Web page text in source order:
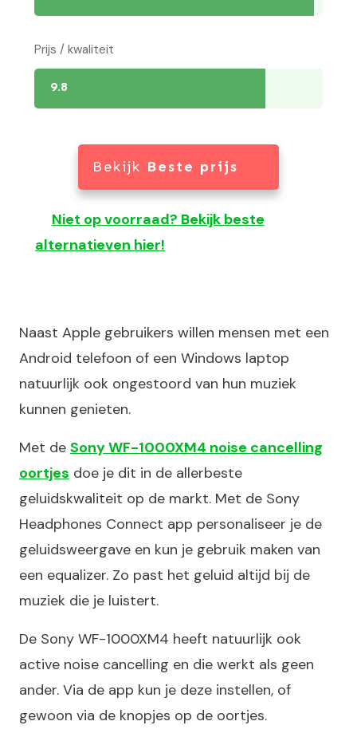
Prijs / kwaliteit
9.8
Bekijk Beste prijs
Niet op voorraad? Bekijk beste
alternatieven hier!
Naast Apple gebruikers willen mensen met een
Android telefoon of een Windows laptop
natuurlijk ook ongestoord van hun muziek
kunnen genieten.
Met de Sony WF-1000XM4 noise cancelling
oortjes doe je dit in de allerbeste
geluidskwaliteit op de markt. Met de Sony
Headphones Connect app personaliseer je de
geluidsweergave en kun je gebruik maken van
een equalizer. Zo past het geluid altijd bij de
muziek die je luistert.
De Sony WF-1000XM4 heeft natuurlijk ook
active noise cancelling en die werkt als geen
ander. Via de app kun je deze instellen, of
gewoon via de knopjes op de oortjes.